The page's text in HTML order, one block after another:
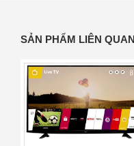
SẢN PHẨM LIÊN QUAN